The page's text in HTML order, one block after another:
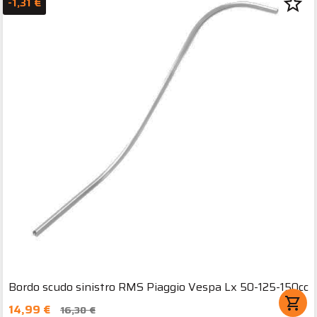
Bordo scudo sinistro RMS Piaggio Vespa Lx 50-125-150cc
14,99 €
16,30 € shopping_cart